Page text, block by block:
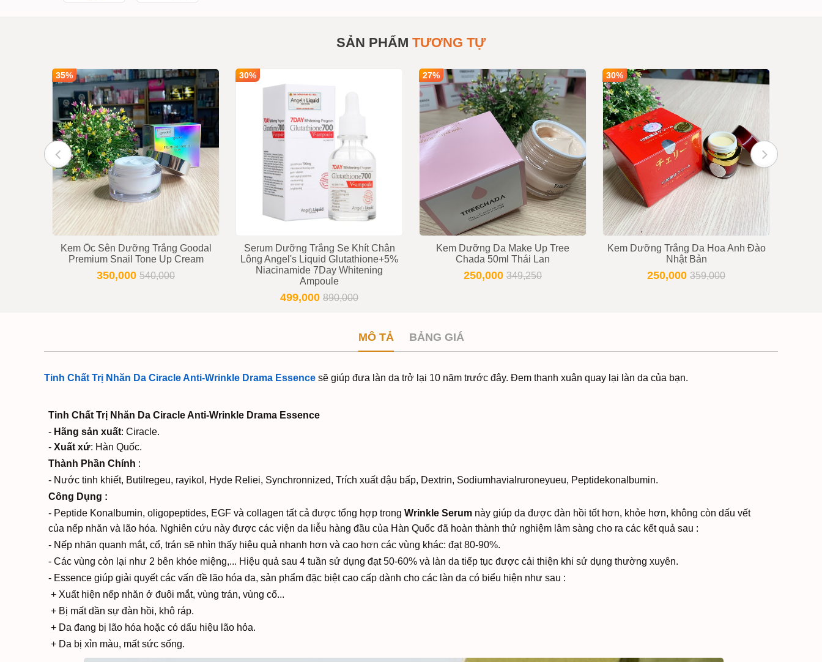
SẢN PHẨM TƯƠNG TỰ
35%
Kem Ốc Sên Dưỡng Trắng Goodal
Premium Snail Tone Up Cream
350,000 540,000
30%
Serum Dưỡng Trắng Se Khít Chân
Lông Angel's Liquid Glutathione+5%
Niacinamide 7Day Whitening
Ampoule
499,000 890,000
27%
Kem Dưỡng Da Make Up Tree
Chada 50ml Thái Lan
250,000 349,250
30%
Kem Dưỡng Trắng Da Hoa Anh Đào
Nhật Bản
250,000 359,000
MÔ TẢ BẢNG GIÁ
Tinh Chất Trị Nhăn Da Ciracle Anti-Wrinkle Drama Essence sẽ giúp đưa làn da trở lại 10 năm trước đây. Đem thanh xuân quay lại làn da của bạn.
Tinh Chất Trị Nhăn Da Ciracle Anti-Wrinkle Drama Essence
- Hãng sản xuất: Ciracle.
- Xuất xứ: Hàn Quốc.
Thành Phần Chính :
- Nước tinh khiết, Butilregeu, rayikol, Hyde Reliei, Synchronnized, Trích xuất đậu bấp, Dextrin, Sodiumhavialruroneyueu, Peptidekonalbumin.
Công Dụng :
- Peptide Konalbumin, oligopeptides, EGF và collagen tất cả được tổng hợp trong Wrinkle Serum này giúp da được đàn hồi tốt hơn, khỏe hơn, không còn dấu vết
của nếp nhăn và lão hóa. Nghiên cứu này được các viện da liễu hàng đầu của Hàn Quốc đã hoàn thành thử nghiệm lâm sàng cho ra các kết quả sau :
- Nếp nhăn quanh mắt, cổ, trán sẽ nhìn thấy hiệu quả nhanh hơn và cao hơn các vùng khác: đạt 80-90%.
- Các vùng còn lại như 2 bên khóe miệng,... Hiệu quả sau 4 tuần sử dụng đạt 50-60% và làn da tiếp tục được cải thiện khi sử dụng thường xuyên.
- Essence giúp giải quyết các vấn đề lão hóa da, sản phẩm đặc biệt cao cấp dành cho các làn da có biểu hiện như sau :
+ Xuất hiện nếp nhăn ở đuôi mắt, vùng trán, vùng cổ...
+ Bị mất dần sự đàn hồi, khô ráp.
+ Da đang bị lão hóa hoặc có dấu hiệu lão hỏa.
+ Da bị xỉn màu, mất sức sống.